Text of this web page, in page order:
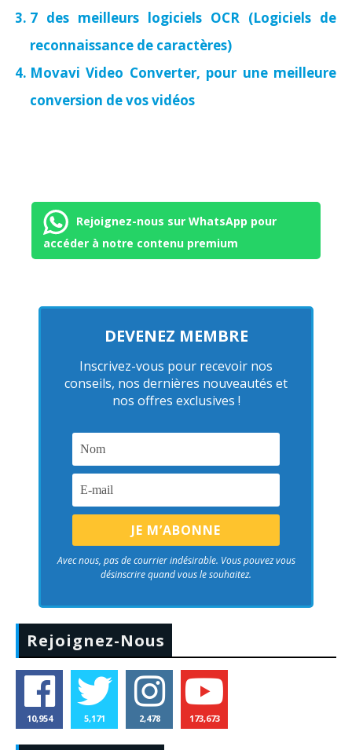
7 des meilleurs logiciels OCR (Logiciels de
reconnaissance de caractères)
Movavi Video Converter, pour une meilleure
conversion de vos vidéos
Rejoignez-nous sur WhatsApp pour
accéder à notre contenu premium
DEVENEZ MEMBRE
Inscrivez-vous pour recevoir nos
conseils, nos dernières nouveautés et
nos offres exclusives !
Avec nous, pas de courrier indésirable. Vous pouvez vous
désinscrire quand vous le souhaitez.
Rejoignez-Nous
10,954 5,171 2,478 173,673